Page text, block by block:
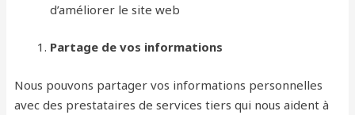
d’améliorer le site web
Partage de vos informations
Nous pouvons partager vos informations personnelles
avec des prestataires de services tiers qui nous aident à